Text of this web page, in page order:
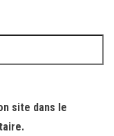
site dans le